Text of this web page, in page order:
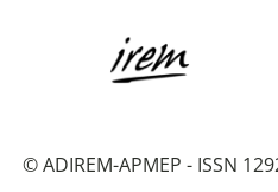
© ADIREM-APMEP - ISSN